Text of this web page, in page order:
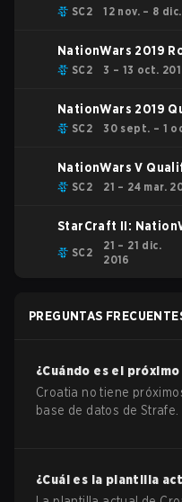
SC2 12 nov. – 8
NationWars 2019
SC2 3 – 13 oct.
NationWars 2019
SC2 30 sept. – 1
NationWars V
SC2 21 – 24 mar.
StarCraft II:
SC2
21 – 21 dic.
2016
PREGUNTAS
¿Cuándo es el
Croatia no tiene
base de datos de Strafe.
¿Cuál es la plantilla